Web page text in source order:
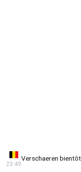
Verschaeren
23:49